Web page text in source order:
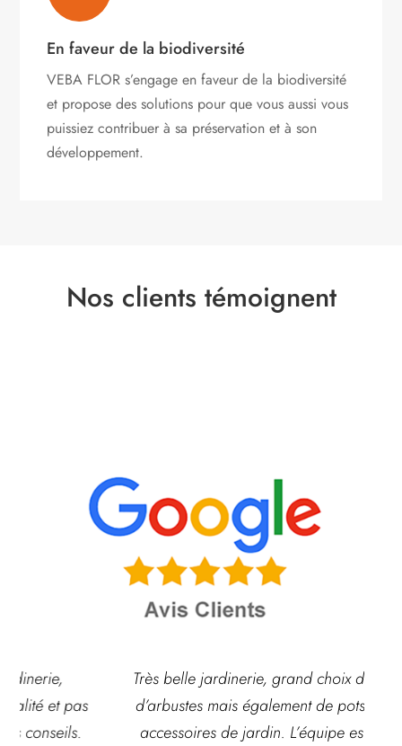
En faveur de la biodiversité
VEBA FLOR s’engageen faveur de la biodiversité
et propose des solutions pour que vous aussi vous
puissiez contribuer à sa préservation et à son
développement.
Nos clients témoignent
Très belle jardinerie, grand choix de fleurs et
d’arbustes mais également de pots ou autre
accessoires de jardin. L’équipe est souvent